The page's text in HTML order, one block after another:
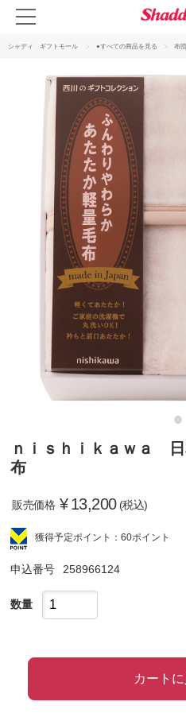
シャディ ギフトモール ●すべての商品を見る 布
ｎｉｓｈｉｋａｗａ
布
販売価格 ¥13,200 (税込)
獲得予定ポイント：60ポイント
申込番号 258966124
数量
カート